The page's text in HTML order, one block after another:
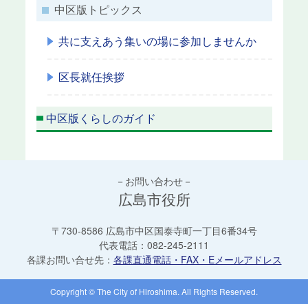
中区版トピックス
共に支えあう集いの場に参加しませんか
区長就任挨拶
中区版くらしのガイド
－お問い合わせ－
広島市役所
〒730-8586 広島市中区国泰寺町一丁目6番34号
代表電話： 082-245-2111
各課お問い合せ先： 各課直通電話・FAX・Eメールアドレス
Copyright © The City of Hiroshima. All Rights Reserved.